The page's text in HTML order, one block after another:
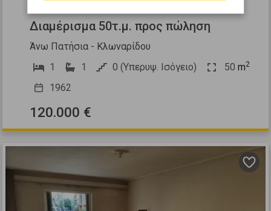
Διαμέρισμα 50τ.μ. προς πώληση
Άνω Πατήσια - Κλωναρίδου
1
1 0 (Υπερυψ. Ισόγειο) 50 m2
1962
120.000 €